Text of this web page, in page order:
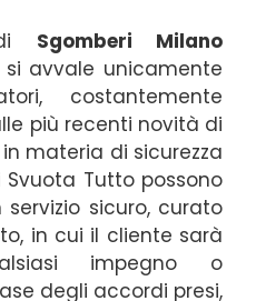
Sgomberi Milano
si avvale unicamente
costantemente
più recenti novità di
materia di sicurezza
Svuota Tutto possono
sicuro, curato
in cui il cliente sarà
impegno o
degli accordi presi,